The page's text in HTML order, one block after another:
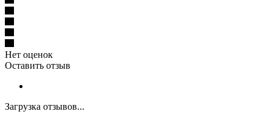
Нет оценок
Оставить отзыв
Загрузка отзывов...